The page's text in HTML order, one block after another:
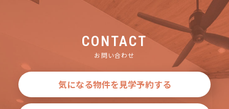
CONTACT
お問い合わせ
気になる物件を見学予約する